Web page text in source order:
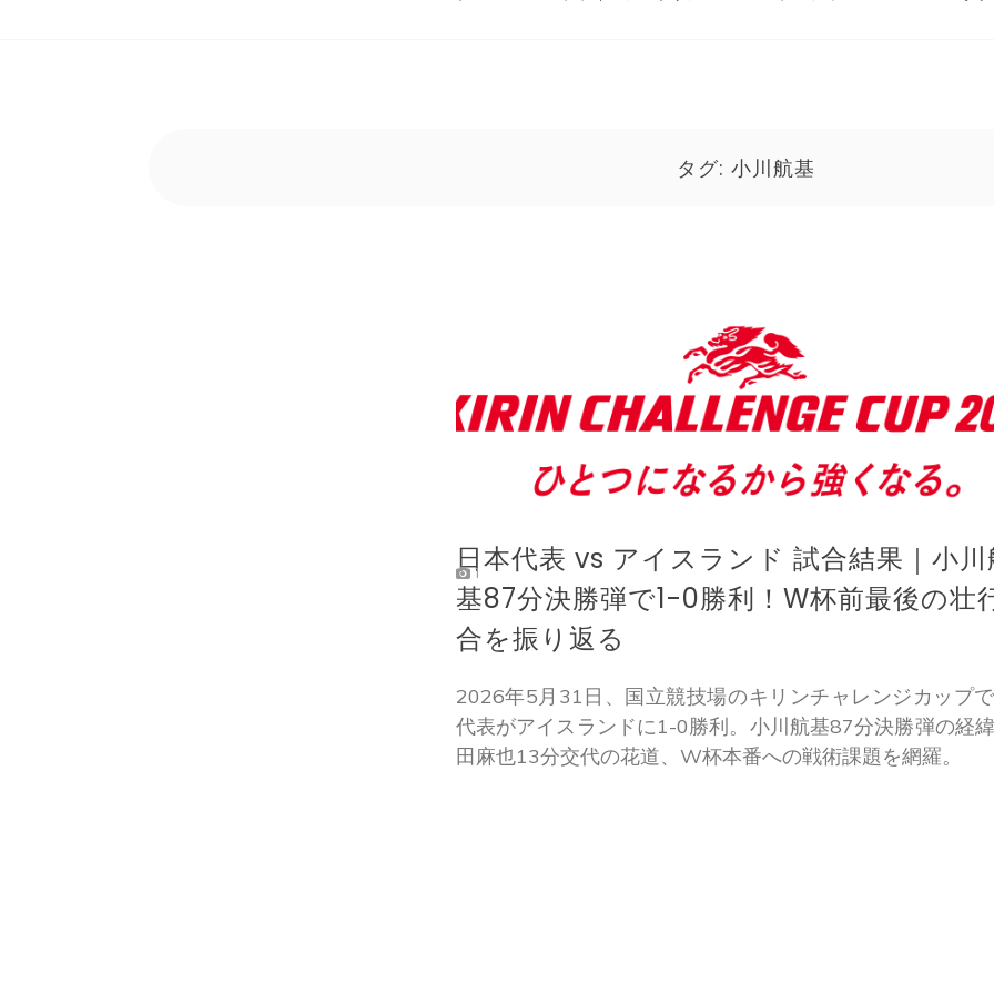
タグ: 小川航基
1
日本代表 vs アイスランド 試合結果｜小川
基87分決勝弾で1-0勝利！W杯前最後の壮
合を振り返る
2026年5月31日、国立競技場のキリンチャレンジカップ
代表がアイスランドに1-0勝利。小川航基87分決勝弾の経
田麻也13分交代の花道、W杯本番への戦術課題を網羅。